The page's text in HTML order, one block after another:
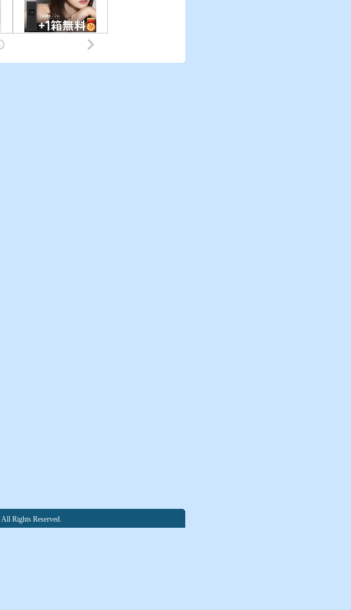
All Rights Reserved.